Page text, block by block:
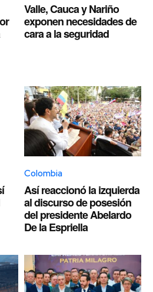
Valle, Cauca y Nariño
exponen necesidades de
cara a la seguridad
Colombia
Así reaccionó la izquierda
al discurso de posesión
del presidente Abelardo
De la Espriella